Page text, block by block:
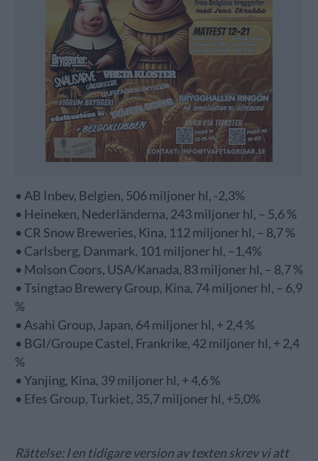
• AB Inbev, Belgien, 506 miljoner hl, -2,3%
• Heineken, Nederländerna, 243 miljoner hl, – 5,6 %
• CR Snow Breweries, Kina, 112 miljoner hl, – 8,7 %
• Carlsberg, Danmark, 101 miljoner hl, –1,4%
• Molson Coors, USA/Kanada, 83 miljoner hl, – 8,7 %
• Tsingtao Brewery Group, Kina, 74 miljoner hl, – 6,9
%
• Asahi Group, Japan, 64 miljoner hl, + 2,4 %
• BGI/Groupe Castel, Frankrike, 42 miljoner hl, + 2,4
%
• Yanjing, Kina, 39 miljoner hl, + 4,6 %
• Efes Group, Turkiet, 35,7 miljoner hl, +5,0%
Rättelse: I en tidigare version av texten skrev vi att